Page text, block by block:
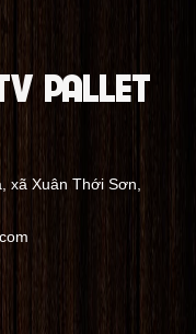
PALLET
xã Xuân Thới Sơn,